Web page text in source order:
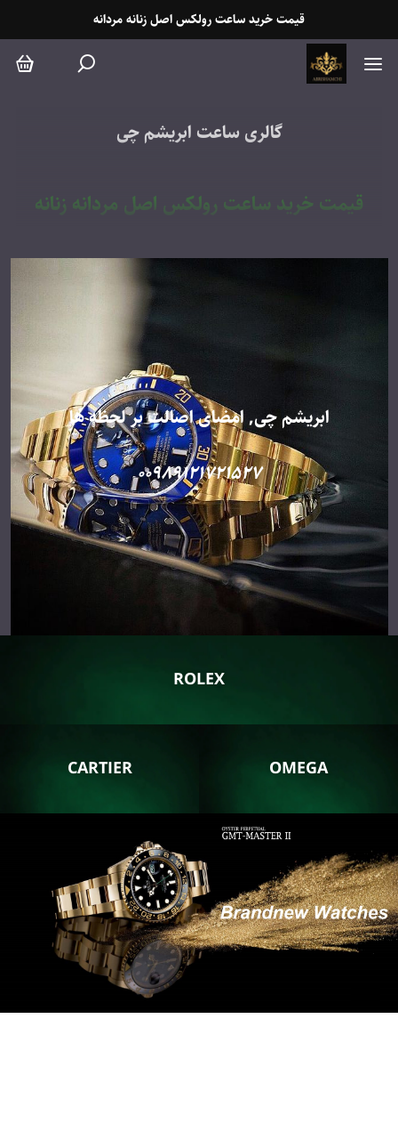
قیمت خرید ساعت رولکس اصل زنانه مردانه
گالری ساعت ابریشم چی
قیمت خرید ساعت رولکس اصل مردانه زنانه
قیمت ساعت رولکس اصل مردانه زنانه در تهران
نمایندگی ساعت رولکس اصل دست دوم و آکبند
نمایندگی ساعت کارتیه
نمایندگی ساعت امگا
ابریشم چی, امضای اصالت بر لحظه ها
00989121721527
ROLEX
OMEGA
CARTIER